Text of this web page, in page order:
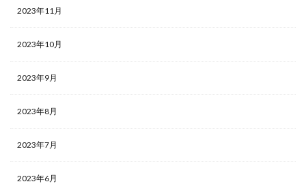
2023年11月
2023年10月
2023年9月
2023年8月
2023年7月
2023年6月